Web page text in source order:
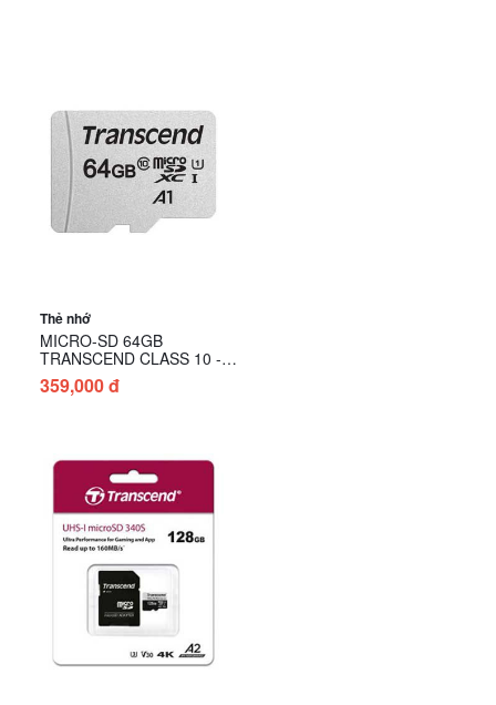
Thẻ nhớ
MICRO-SD 64GB
TRANSCEND CLASS 10 -
TS64GUSD300S
359,000 đ